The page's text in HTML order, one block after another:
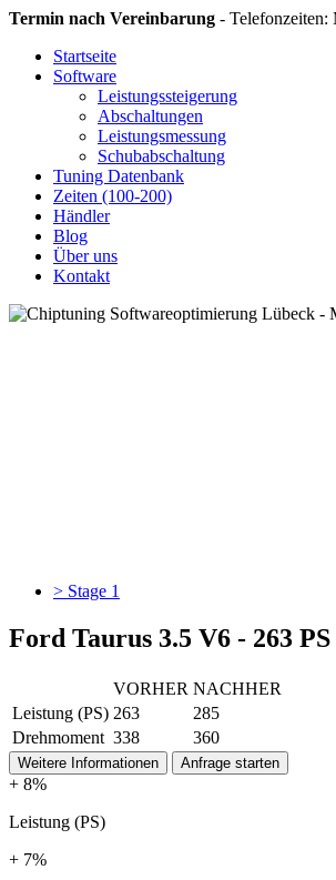
Termin nach Vereinbarung -
Startseite
Software
Leistungssteigerung
Abschaltungen
Leistungsmessung
Schubabschaltung
Tuning Datenbank
Zeiten (100-200)
Händler
Blog
Über uns
Kontakt
> Stage 1
Ford Taurus 3.5 V6 - 263
VORHER NACHHER
Leistung (PS) 263
285
Drehmoment 338 360
Weitere Informationen Anfrage starten
+ 8%
Leistung (PS)
+ 7%